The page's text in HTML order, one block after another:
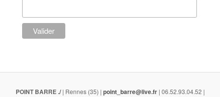
POINT BARRE./| Rennes (35) | point_barre@live.fr| 06.52.93.04.52 |